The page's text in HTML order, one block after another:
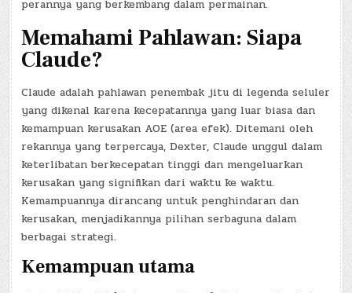
perannya yang berkembang dalam permainan.
Memahami Pahlawan: Siapa
Claude?
Claude adalah pahlawan penembak jitu di legenda seluler
yang dikenal karena kecepatannya yang luar biasa dan
kemampuan kerusakan AOE (area efek). Ditemani oleh
rekannya yang terpercaya, Dexter, Claude unggul dalam
keterlibatan berkecepatan tinggi dan mengeluarkan
kerusakan yang signifikan dari waktu ke waktu.
Kemampuannya dirancang untuk penghindaran dan
kerusakan, menjadikannya pilihan serbaguna dalam
berbagai strategi.
Kemampuan utama